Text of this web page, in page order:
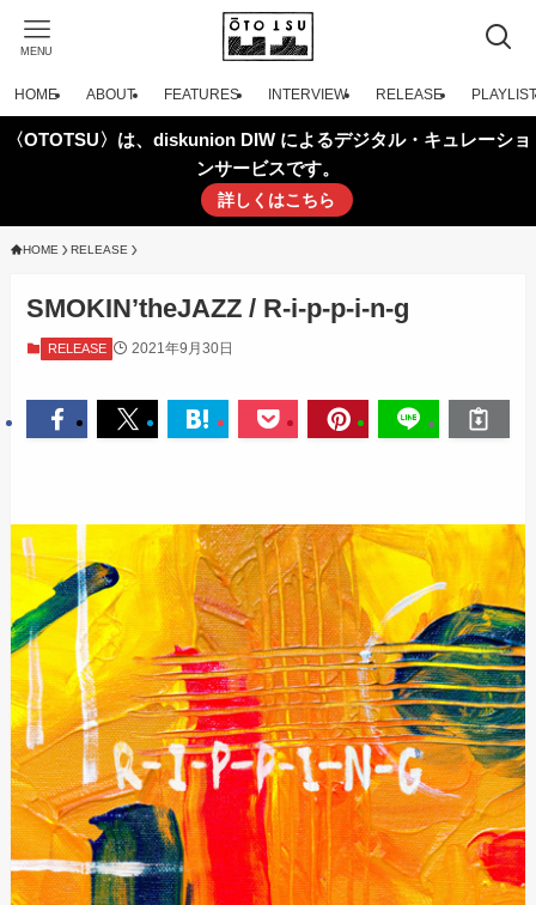
MENU
HOME ABOUT FEATURES INTERVIEW RELEASE PLAYLIST
〈OTOTSU〉は、diskunion DIW によるデジタル・キュレーショ
ンサービスです。
詳しくはこちら
HOME RELEASE
SMOKIN’theJAZZ / R-i-p-p-i-n-g
RELEASE 2021年9月30日